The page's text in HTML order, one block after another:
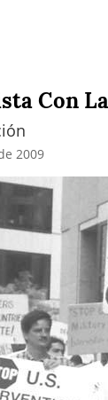
Con
2009